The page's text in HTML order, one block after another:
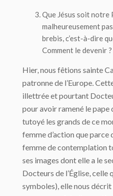
Que Jésus soit notre
malheureusement
brebis, c’est-à-dire
Comment le devenir ?
Hier, nous fêtions sainte
patronne de l’Europe.
illettrée et pourtant
pour avoir ramené le pape
tutoyé les grands de ce
femme d’action que parce
femme de contemplation
ses images dont elle a le
Docteurs de l’Église, celle
symboles), elle nous